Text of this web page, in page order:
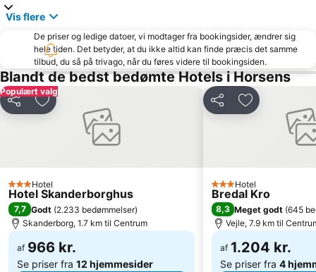
Løverodde
The country out of the closet
home
Textiles & Fabrics Expo
Sauntering Danish graphic art through 200 years
Vis flere
De priser og ledige datoer, vi modtager fra bookingsider, ændrer sig
hele tiden. Det betyder, at du ikke altid kan finde præcis det samme
tilbud, du så på trivago, når du føres videre til bookingsiden.
Blandt de bedst bedømte Hotels i Horsens
Populært valg
Del Føj til favoritter
3 Stjerner
Hotel
Hotel Skanderborghus
7,7 Godt (2.233 bedømmelser)
Skanderborg, 1.7 km til Centrum
af 966 kr.
Se priser fra 12 hjemmesider
Del Føj til
3 Stjerner
Hotel
Bredal Kro
8,3 Meget godt (645
Vejle, 7.9 km til
af 1.204 kr.
Se priser fra 4